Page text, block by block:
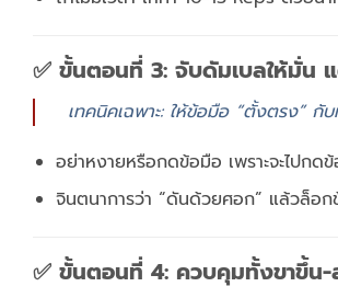
✅ ขั้นตอนที่ 3: จับดัมเบลให้มั่น
เทคนิคเฉพาะ: ให้ข้อมือ “ตั้งตรง” กั
อย่าหงายหรือกดข้อมือ เพราะจะไปกด
จินตนาการว่า “ดันด้วยศอก” แล้วล็อ
✅ ขั้นตอนที่ 4: ควบคุมทั้งขาขึ้น